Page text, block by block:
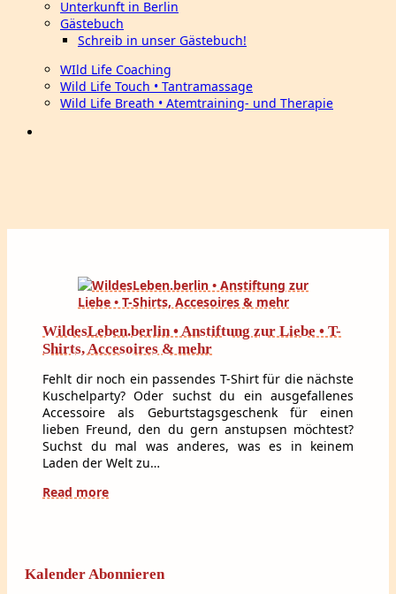
Unterkunft in Berlin
Gästebuch
Schreib in unser Gästebuch!
WIld Life Coaching
Wild Life Touch • Tantramassage
Wild Life Breath • Atemtraining- und Therapie
WildesLeben.berlin • Anstiftung zur Liebe • T-
Shirts, Accesoires & mehr
Fehlt dir noch ein passendes T-Shirt für die nächste
Kuschelparty? Oder suchst du ein ausgefallenes
Accessoire als Geburtstagsgeschenk für einen
lieben Freund, den du gern anstupsen möchtest?
Suchst du mal was anderes, was es in keinem
Laden der Welt zu…
Read more
Kalender Abonnieren